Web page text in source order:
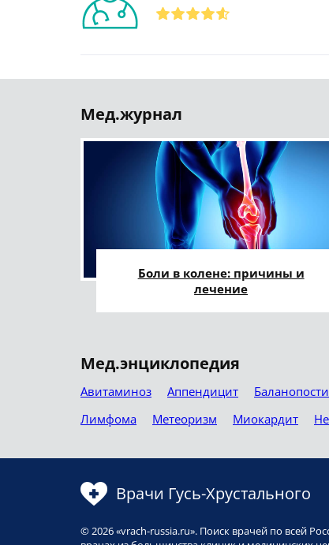
Мед.журнал
Боли в колене: причины и
лечение
Мед.энциклопедия
Авитаминоз Аппендицит
Лимфома
Метеоризм Миокардит
Врачи Гусь-Хрустального
© 2026 «vrach-russia.ru». Поиск врачей по всей